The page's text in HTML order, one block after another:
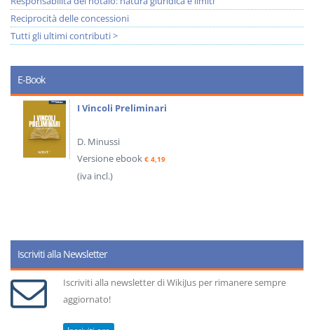
Reciprocità delle concessioni
Tutti gli ultimi contributi >
E-Book
I Vincoli Preliminari
D. Minussi
Versione ebook € 4,19
(iva incl.)
Iscriviti alla Newsletter
Iscriviti alla newsletter di WikiJus per rimanere sempre
aggiornato!